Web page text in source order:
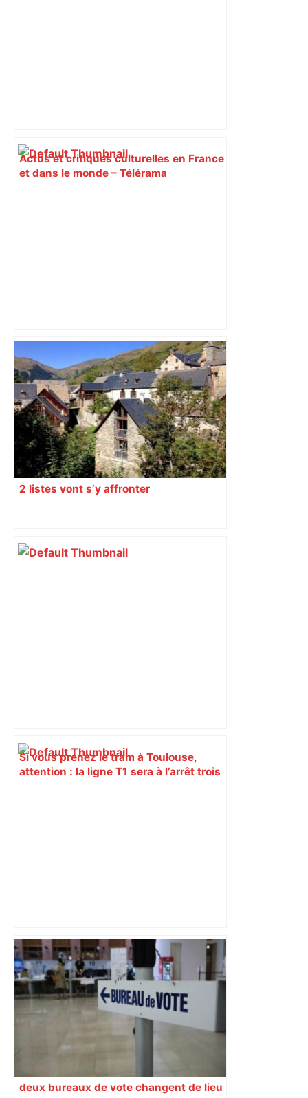
Actus et critiques culturelles en France
et dans le monde – Télérama
Spacer's Volley : coup d'arrêt pour
Toulouse battu chez lui par Tourcoing,
pas de quatrième place à la clé –
ladepeche.fr
2 listes vont s’y affronter
Si vous prenez le tram à Toulouse,
attention : la ligne T1 sera à l’arrêt trois
Vous pensiez que c’était comme une
voiture ? La vérité sur les avions qui
reculent – ici.fr
deux bureaux de vote changent de lieu